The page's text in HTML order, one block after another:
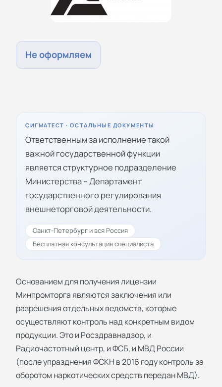
Не оформляем
СИГМАТЕСТ · ОСТАЛЬНЫЕ ДОКУМЕНТЫ
Ответственным за исполнение такой
важной государственной функции
является структурное подразделение
Министерства – Департамент
государственного регулирования
внешнеторговой деятельности.
Санкт-Петербург и вся Россия
Бесплатная консультация специалиста
Основанием для получения лицензии
Минпромторга являются заключения или
разрешения отдельных ведомств, которые
осуществляют контроль над конкретным видом
продукции. Это и Росздравнадзор, и
Радиочастотный центр, и ФСБ, и МВД России
(после упразднения ФСКН в 2016 году контроль за
оборотом наркотических средств передан МВД).